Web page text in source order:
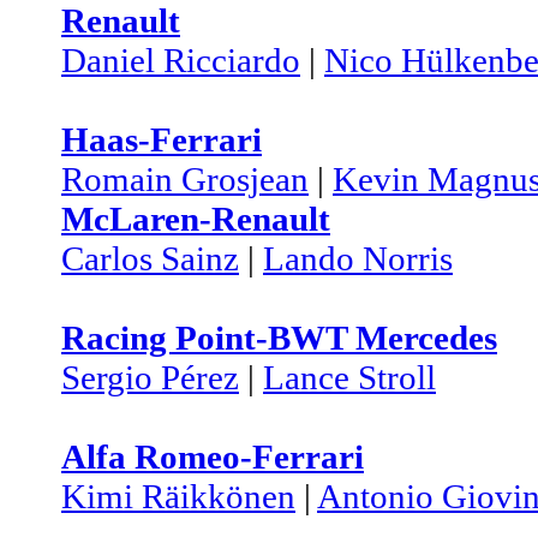
Renault
Daniel Ricciardo | Nico
Haas-Ferrari
Romain Grosjean | Kevin
McLaren-Renault
Carlos Sainz | Lando Norris
Racing Point-BWT Mercedes
Sergio Pérez | Lance Stroll
Alfa Romeo-Ferrari
Kimi Räikkönen | Antonio